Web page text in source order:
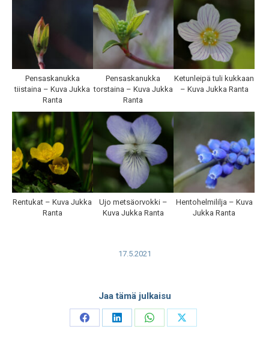
Pensaskanukka
tiistaina – Kuva Jukka
Ranta
Pensaskanukka
torstaina – Kuva Jukka
Ranta
Ketunleipä tuli kukkaan
– Kuva Jukka Ranta
Rentukat – Kuva Jukka
Ranta
Ujo metsäorvokki –
Kuva Jukka Ranta
Hentohelmililja – Kuva
Jukka Ranta
17.5.2021
Jaa tämä julkaisu
Share
Share
Share
Share